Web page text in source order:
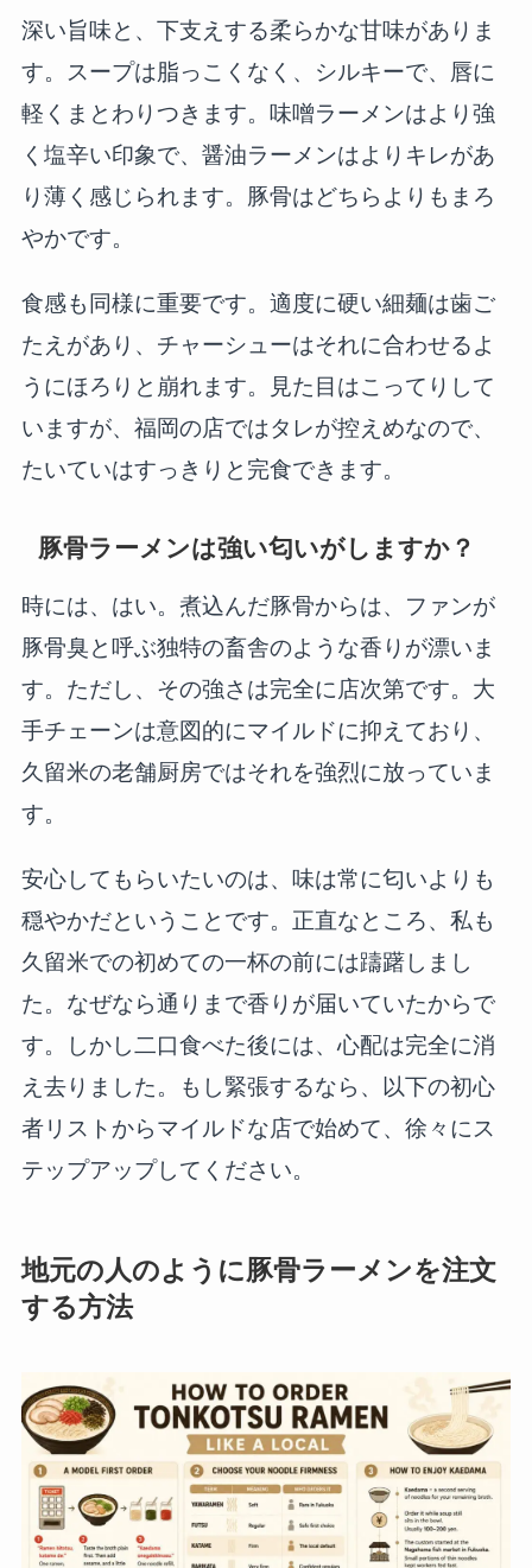
深い旨味と、下支えする柔らかな甘味がありま
す。スープは脂っこくなく、シルキーで、唇に
軽くまとわりつきます。味噌ラーメンはより強
く塩辛い印象で、醤油ラーメンはよりキレがあ
り薄く感じられます。豚骨はどちらよりもまろ
やかです。
食感も同様に重要です。適度に硬い細麺は歯ご
たえがあり、チャーシューはそれに合わせるよ
うにほろりと崩れます。見た目はこってりして
いますが、福岡の店ではタレが控えめなので、
たいていはすっきりと完食できます。
豚骨ラーメンは強い匂いがしますか？
時には、はい。煮込んだ豚骨からは、ファンが
豚骨臭と呼ぶ独特の畜舎のような香りが漂いま
す。ただし、その強さは完全に店次第です。大
手チェーンは意図的にマイルドに抑えており、
久留米の老舗厨房ではそれを強烈に放っていま
す。
安心してもらいたいのは、味は常に匂いよりも
穏やかだということです。正直なところ、私も
久留米での初めての一杯の前には躊躇しまし
た。なぜなら通りまで香りが届いていたからで
す。しかし二口食べた後には、心配は完全に消
え去りました。もし緊張するなら、以下の初心
者リストからマイルドな店で始めて、徐々にス
テップアップしてください。
地元の人のように豚骨ラーメンを注文
する方法